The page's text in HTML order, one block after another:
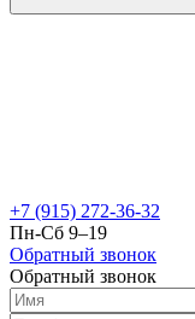
+7 (915) 272-36-32
Пн-Сб 9–19
Обратный звонок
Обратный звонок